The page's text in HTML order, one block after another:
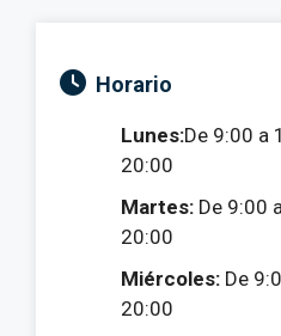
Horario
Lunes:De 9:00 a
20:00
Martes: De 9:00
20:00
Miércoles: De
20:00